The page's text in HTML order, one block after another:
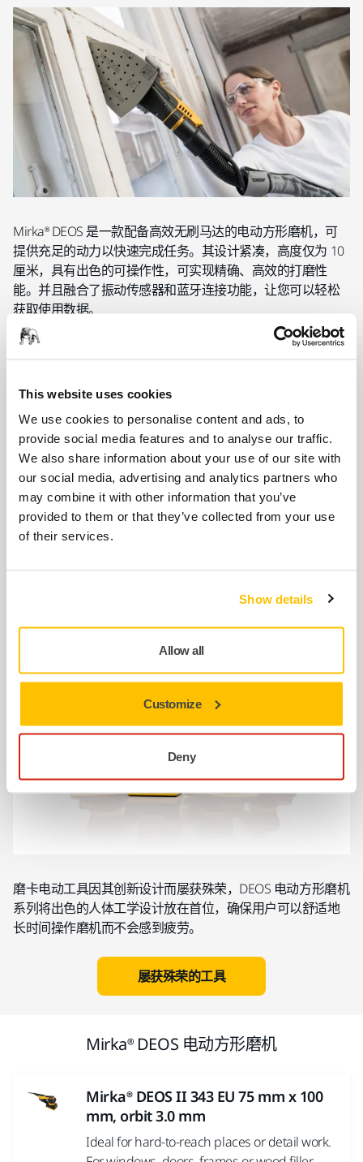
This website uses cookies
We use cookies to personalise content and ads, to
provide social media features and to analyse our traffic.
We also share information about your use of our site with
our social media, advertising and analytics partners who
may combine it with other information that you’ve
provided to them or that they’ve collected from your use
of their services.
Show details
Allow all
Customize
Deny
Mirka® DEOS 是一款配备高效无刷马达的电动方形磨机，可
提供充足的动力以快速完成任务。其设计紧凑，高度仅为 10
厘米，具有出色的可操作性，可实现精确、高效的打磨性
能。并且融合了振动传感器和蓝牙连接功能，让您可以轻松
获取使用数据。
磨卡电动工具因其创新设计而屡获殊荣，DEOS 电动方形磨机
系列将出色的人体工学设计放在首位，确保用户可以舒适地
长时间操作磨机而不会感到疲劳。
屡获殊荣的工具
Mirka® DEOS 电动方形磨机
Mirka® DEOS II 343 EU 75 mm x 100
mm, orbit 3.0 mm
Ideal for hard-to-reach places or detail work.